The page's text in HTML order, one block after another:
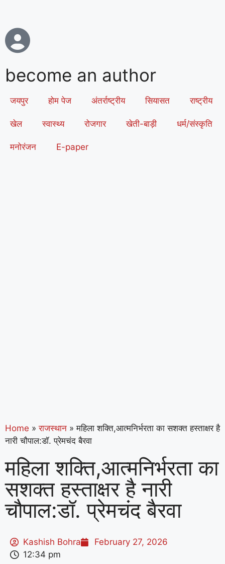
become an author
जयपुर होम पेज अंतर्राष्ट्रीय सियासत राष्ट्रीय
खेल स्वास्थ्य रोजगार खेती-बाड़ी धर्म/संस्कृति
मनोरंजन E-paper
Home » राजस्थान » महिला शक्ति,आत्मनिर्भरता का सशक्त हस्ताक्षर है
नारी चौपाल:डॉ. प्रेमचंद बैरवा
महिला शक्ति,आत्मनिर्भरता का
सशक्त हस्ताक्षर है नारी
चौपाल:डॉ. प्रेमचंद बैरवा
Kashish Bohra
February 27, 2026
12:34 pm